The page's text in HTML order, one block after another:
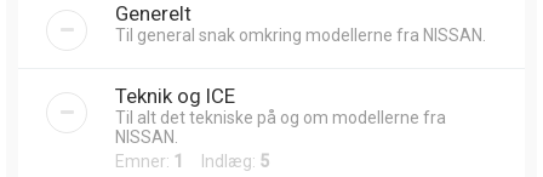
Generelt
Til general snak omkring modellerne fra NISSAN.
Teknik og ICE
Til alt det tekniske på og om modellerne fra
NISSAN.
Emner: 1 Indlæg: 5